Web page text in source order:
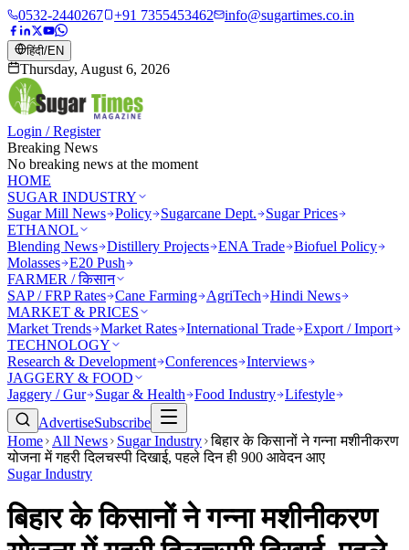
0532-2440267 +91 7355453462 info@sugartimes.co.in
हिंदी/EN
Thursday, August 6, 2026
Login / Register
Breaking News
No breaking news at the moment
HOME
SUGAR INDUSTRY
Sugar Mill News Policy Sugarcane Dept.
Sugar Prices
ETHANOL
Blending News Distillery Projects ENA Trade Biofuel Policy
Molasses E20 Push
FARMER / किसान
SAP / FRP Rates Cane Farming AgriTech
Hindi News
MARKET & PRICES
Market Trends Market Rates International Trade Export / Import
TECHNOLOGY
Research & Development Conferences Interviews
JAGGERY & FOOD
Jaggery / Gur
Sugar & Health Food Industry Lifestyle
AdvertiseSubscribe
Home
All News Sugar Industry बिहार के किसानों ने गन्ना मशीनीकरण
योजना में गहरी दिलचस्पी दिखाई, पहले दिन ही 900 आवेदन आए
Sugar Industry
बिहार के किसानों ने गन्ना मशीनीकरण